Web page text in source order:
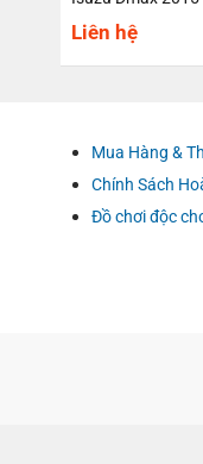
Liên hệ
Mua Hàng &
Chính Sách
Đồ chơi độc